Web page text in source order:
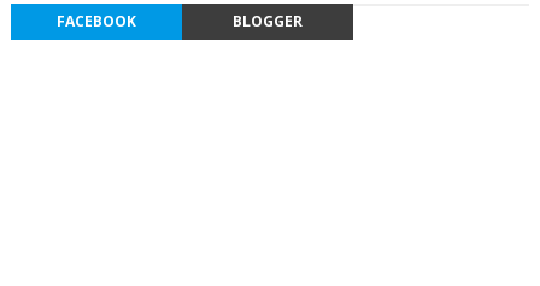
FACEBOOK BLOGGER